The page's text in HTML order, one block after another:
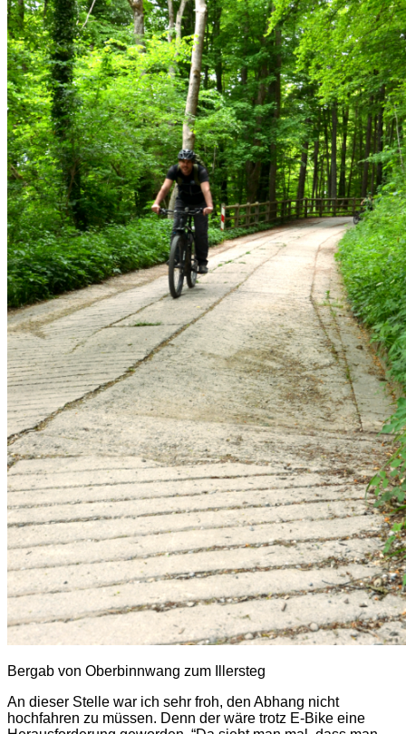
Bergab von Oberbinnwang zum Illersteg
An dieser Stelle war ich sehr froh, den Abhang nicht
hochfahren zu müssen. Denn der wäre trotz E-Bike eine